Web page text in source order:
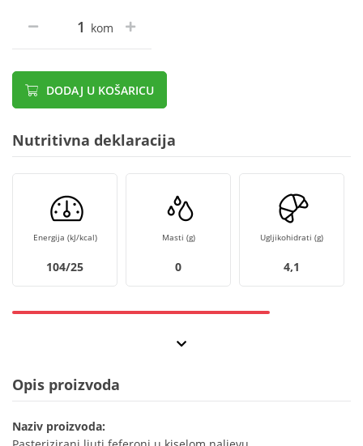
kom
DODAJ U KOŠARICU
Nutritivna deklaracija
Energija (kJ/kcal)
104/25
Masti (g)
0
Ugljikohidrati (g)
4,1
Opis proizvoda
Naziv proizvoda: